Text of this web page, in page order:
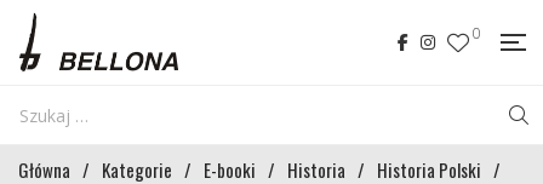
0
Główna / Kategorie / E-booki / Historia / Historia Polski /